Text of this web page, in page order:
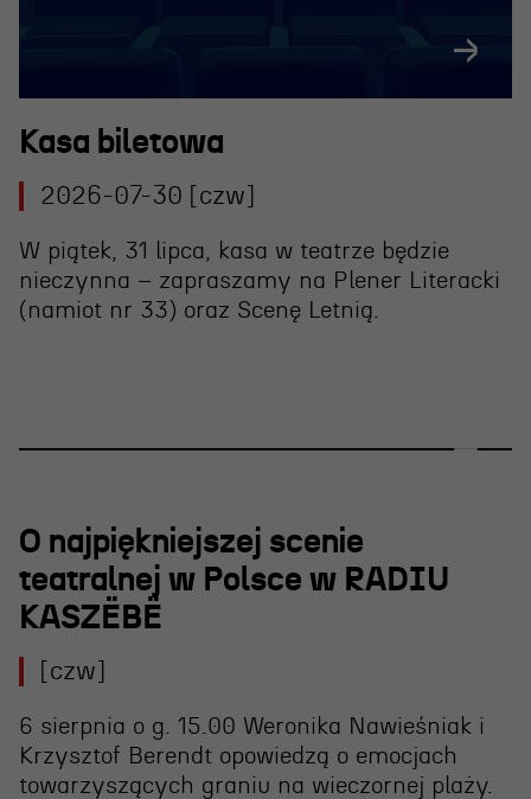
Kasa biletowa
2026-07-30 [czw]
W piątek, 31 lipca, kasa w teatrze będzie
nieczynna – zapraszamy na Plener Literacki
(namiot nr 33) oraz Scenę Letnią.
O najpiękniejszej scenie
teatralnej w Polsce w RADIU
KASZËBË
[czw]
6 sierpnia o g. 15.00 Weronika Nawieśniak i
Krzysztof Berendt opowiedzą o emocjach
towarzyszących graniu na wieczornej plaży.